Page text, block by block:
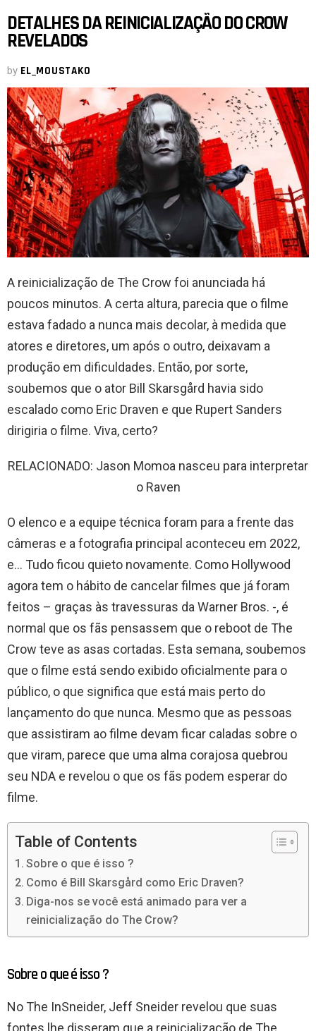
DETALHES DA REINICIALIZAÇÃO DO CROW
REVELADOS
by EL_MOUSTAKO
A reinicialização de The Crow foi anunciada há
poucos minutos. A certa altura, parecia que o filme
estava fadado a nunca mais decolar, à medida que
atores e diretores, um após o outro, deixavam a
produção em dificuldades. Então, por sorte,
soubemos que o ator Bill Skarsgård havia sido
escalado como Eric Draven e que Rupert Sanders
dirigiria o filme. Viva, certo?
RELACIONADO: Jason Momoa nasceu para interpretar
o Raven
O elenco e a equipe técnica foram para a frente das
câmeras e a fotografia principal aconteceu em 2022,
e… Tudo ficou quieto novamente. Como Hollywood
agora tem o hábito de cancelar filmes que já foram
feitos – graças às travessuras da Warner Bros. -, é
normal que os fãs pensassem que o reboot de The
Crow teve as asas cortadas. Esta semana, soubemos
que o filme está sendo exibido oficialmente para o
público, o que significa que está mais perto do
lançamento do que nunca. Mesmo que as pessoas
que assistiram ao filme devam ficar caladas sobre o
que viram, parece que uma alma corajosa quebrou
seu NDA e revelou o que os fãs podem esperar do
filme.
Table of Contents
Sobre o que é isso ?
Como é Bill Skarsgård como Eric Draven?
Diga-nos se você está animado para ver a
reinicialização do The Crow?
Sobre o que é isso ?
No The InSneider, Jeff Sneider revelou que suas
fontes lhe disseram que a reinicialização de The